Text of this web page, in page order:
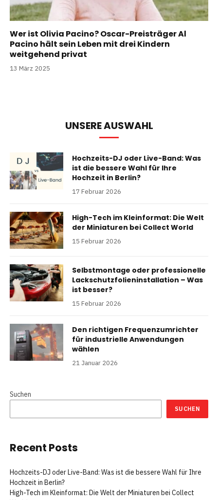
Wer ist Olivia Pacino? Oscar-Preisträger Al
Pacino hält sein Leben mit drei Kindern
weitgehend privat
13 März 2025
UNSERE AUSWAHL
Hochzeits-DJ oder Live-Band: Was
ist die bessere Wahl für Ihre
Hochzeit in Berlin?
17 Februar 2026
High-Tech im Kleinformat: Die Welt
der Miniaturen bei Collect World
15 Februar 2026
Selbstmontage oder professionelle
Lackschutzfolieninstallation – Was
ist besser?
15 Februar 2026
Den richtigen Frequenzumrichter
für industrielle Anwendungen
wählen
21 Januar 2026
Suchen
SUCHEN
Recent Posts
Hochzeits-DJ oder Live-Band: Was ist die bessere Wahl für Ihre
Hochzeit in Berlin?
High-Tech im Kleinformat: Die Welt der Miniaturen bei Collect